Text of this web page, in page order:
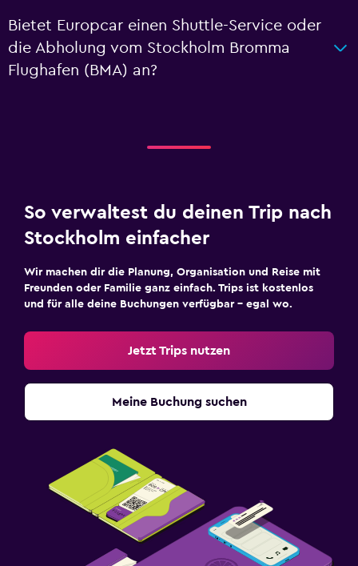
Bietet Europcar einen Shuttle-Service oder
die Abholung vom Stockholm Bromma
Flughafen (BMA) an?
So verwaltest du deinen Trip nach
Stockholm einfacher
Wir machen dir die Planung, Organisation und Reise mit
Freunden oder Familie ganz einfach. Trips ist kostenlos
und für alle deine Buchungen verfügbar – egal wo.
Jetzt Trips nutzen
Meine Buchung suchen